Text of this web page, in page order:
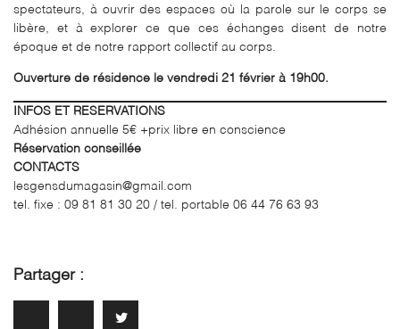
spectateurs, à ouvrir des espaces où la parole sur le corps se
libère, et à explorer ce que ces échanges disent de notre
époque et de notre rapport collectif au corps.
Ouverture de résidence le vendredi 21 février à 19h00.
INFOS ET RESERVATIONS
Adhésion annuelle 5€ +prix libre en conscience
Réservation conseillée
CONTACTS
lesgensdumagasin@gmail.com
tel. fixe : 09 81 81 30 20 / tel. portable 06 44 76 63 93
Partager :